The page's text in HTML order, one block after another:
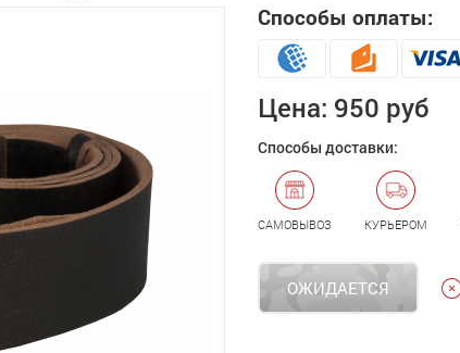
Способы оплаты:
Цена: 950 руб
Способы доставки:
САМОВЫВОЗ КУРЬЕРОМ
ОЖИДАЕТСЯ